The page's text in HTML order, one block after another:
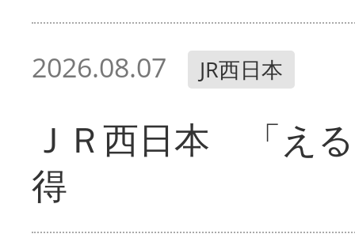
2026.08.07 JR西日本
ＪＲ西日本 「え
得